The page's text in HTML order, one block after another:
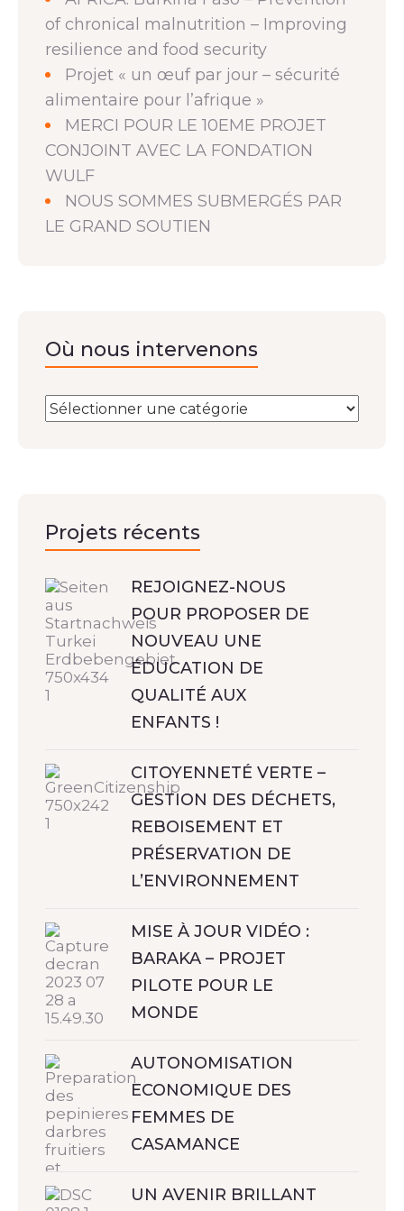
of chronical malnutrition – Improving
resilience and food security
Projet « un œuf par jour – sécurité
alimentaire pour l’afrique »
MERCI POUR LE 10EME PROJET
CONJOINT AVEC LA FONDATION
WULF
NOUS SOMMES SUBMERGÉS PAR
LE GRAND SOUTIEN
Où nous intervenons
Projets récents
REJOIGNEZ-NOUS
POUR PROPOSER DE
NOUVEAU UNE
ÉDUCATION DE
QUALITÉ AUX
ENFANTS !
CITOYENNETÉ VERTE –
GESTION DES DÉCHETS,
REBOISEMENT ET
PRÉSERVATION DE
L’ENVIRONNEMENT
MISE À JOUR VIDÉO :
BARAKA – PROJET
PILOTE POUR LE
MONDE
AUTONOMISATION
ECONOMIQUE DES
FEMMES DE
CASAMANCE
UN AVENIR BRILLANT